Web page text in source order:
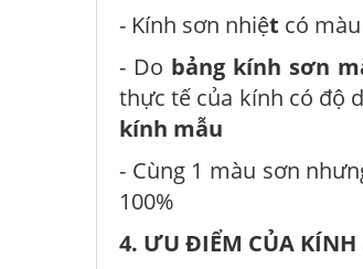
- Kính sơn nhiệt có
- Do bảng kính sơn
thực tế của kính có độ
kính mẫu
- Cùng 1 màu sơn
100%
4. ƯU ĐIỂM CỦA